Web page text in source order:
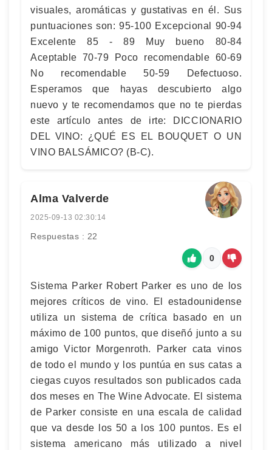
visuales, aromáticas y gustativas en él. Sus
puntuaciones son: 95-100 Excepcional 90-94
Excelente 85 - 89 Muy bueno 80-84
Aceptable 70-79 Poco recomendable 60-69
No recomendable 50-59 Defectuoso.
Esperamos que hayas descubierto algo
nuevo y te recomendamos que no te pierdas
este artículo antes de irte: DICCIONARIO
DEL VINO: ¿QUÉ ES EL BOUQUET O UN
VINO BALSÁMICO? (B-C).
Alma Valverde
2025-09-13 02:30:14
Respuestas : 22
0
Sistema Parker Robert Parker es uno de los
mejores críticos de vino. El estadounidense
utiliza un sistema de crítica basado en un
máximo de 100 puntos, que diseñó junto a su
amigo Victor Morgenroth. Parker cata vinos
de todo el mundo y los puntúa en sus catas a
ciegas cuyos resultados son publicados cada
dos meses en The Wine Advocate. El sistema
de Parker consiste en una escala de calidad
que va desde los 50 a los 100 puntos. Es el
sistema americano más utilizado a nivel